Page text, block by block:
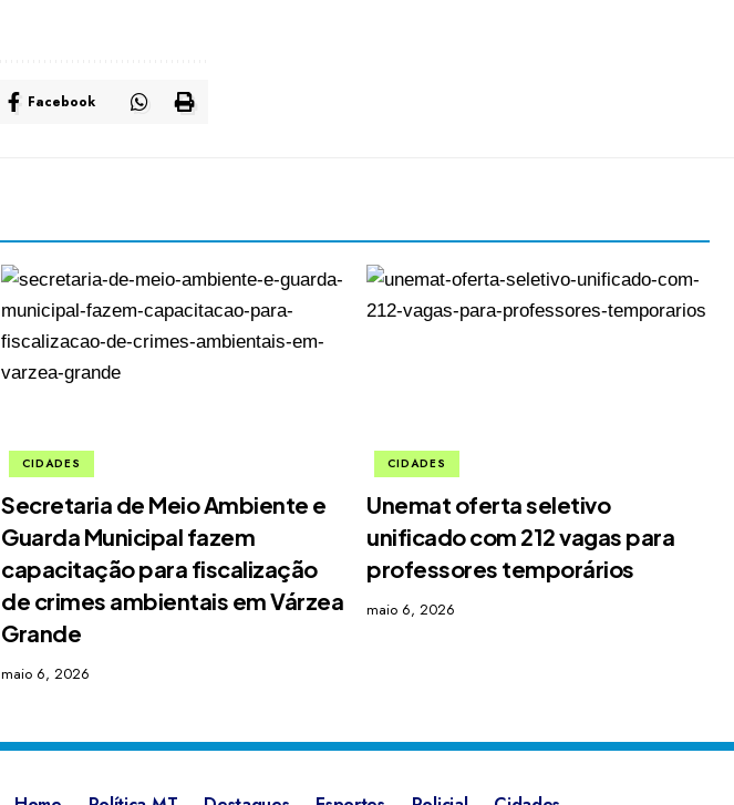
Facebook
CIDADES
Secretaria de Meio Ambiente e
Guarda Municipal fazem
capacitação para fiscalização
de crimes ambientais em Várzea
Grande
maio 6, 2026
CIDADES
Unemat oferta seletivo
unificado com 212 vagas para
professores temporários
maio 6, 2026